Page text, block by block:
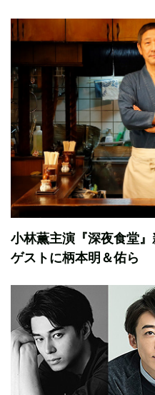
小林薫主演『深夜食堂
ゲストに柄本明＆佑ら